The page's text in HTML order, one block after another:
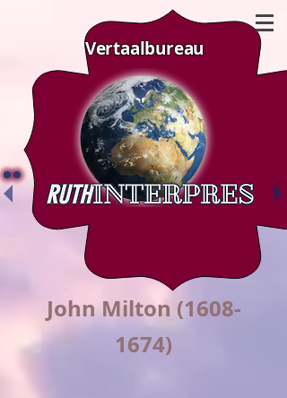
Vertaalbureau
John Milton (1608-
1674)